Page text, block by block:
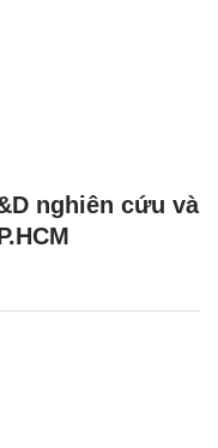
nghiên cứu và